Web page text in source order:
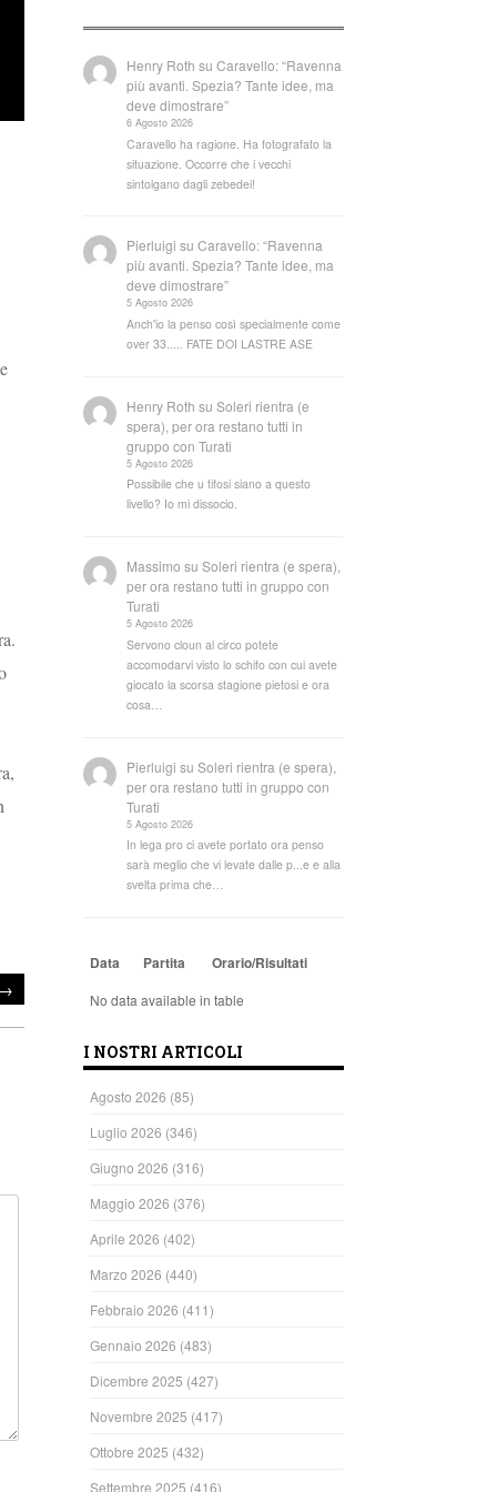
→
Henry Roth suCaravello: “Ravenna
più avanti. Spezia? Tante idee, ma
deve dimostrare”
6 Agosto 2026
Caravello ha ragione. Ha fotografato la
situazione. Occorre che i vecchi
sintolgano dagli zebedei!
Pierluigi suCaravello: “Ravenna
più avanti. Spezia? Tante idee, ma
deve dimostrare”
5 Agosto 2026
Anch'io la penso così specialmente come
over 33..... FATE DOI LASTRE ASE
Henry Roth suSoleri rientra (e
spera), per ora restano tutti in
gruppo con Turati
5 Agosto 2026
Possibile che u tifosi siano a questo
livello? Io mi dissocio.
Massimo suSoleri rientra (e spera),
per ora restano tutti in gruppo con
Turati
5 Agosto 2026
Servono cloun al circo potete
accomodarvi visto lo schifo con cui avete
giocato la scorsa stagione pietosi e ora
cosa…
Pierluigi suSoleri rientra (e spera),
per ora restano tutti in gruppo con
Turati
5 Agosto 2026
In lega pro ci avete portato ora penso
sarà meglio che vi levate dalle p...e e alla
svelta prima che…
Data Partita Orario/Risultati
No data available in table
I NOSTRI ARTICOLI
Agosto 2026 (85)
Luglio 2026 (346)
Giugno 2026 (316)
Maggio 2026 (376)
Aprile 2026 (402)
Marzo 2026 (440)
Febbraio 2026 (411)
Gennaio 2026 (483)
Dicembre 2025 (427)
Novembre 2025 (417)
Ottobre 2025 (432)
Settembre 2025 (416)